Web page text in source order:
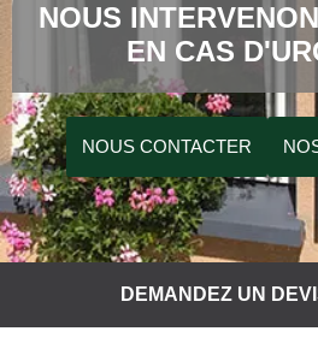
NOUS
EN CAS
NOUS CONTACTER
DEMANDEZ UN